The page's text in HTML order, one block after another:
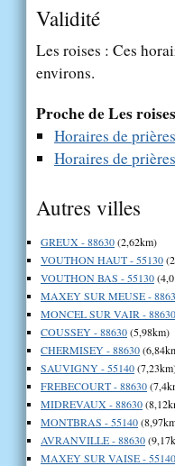
Validité
Les roises : Ces
environs.
Proche de Les roises
Horaires de
Horaires de
Autres villes
GREUX - 88630(2,62km)
VOUTHON HAUT - 55130
VOUTHON BAS - 55130
MAXEY SUR MEUSE -
MONCEL SUR VAIR - 88630
COUSSEY - 88630(5,98km)
CHERMISEY - 88630
SAUVIGNY - 55140
FREBECOURT - 88630
MIDREVAUX - 88630
MONTBRAS - 55140
AVRANVILLE - 88630
MAXEY SUR VAISE - 55140